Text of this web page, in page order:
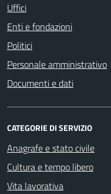
Uffici
Enti e fondazioni
Politici
Personale amministrativo
Documenti e dati
CATEGORIE DI SERVIZIO
Anagrafe e stato civile
Cultura e tempo libero
Vita lavorativa